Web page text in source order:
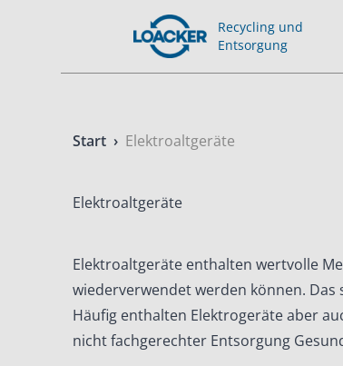
Recycling und
Entsorgung
Start › Elektroaltgeräte
Elektroaltgeräte
Elektroaltgeräte enthalten wertvolle
wiederverwendet werden können.
Häufig enthalten Elektrogeräte aber
nicht fachgerechter Entsorgung